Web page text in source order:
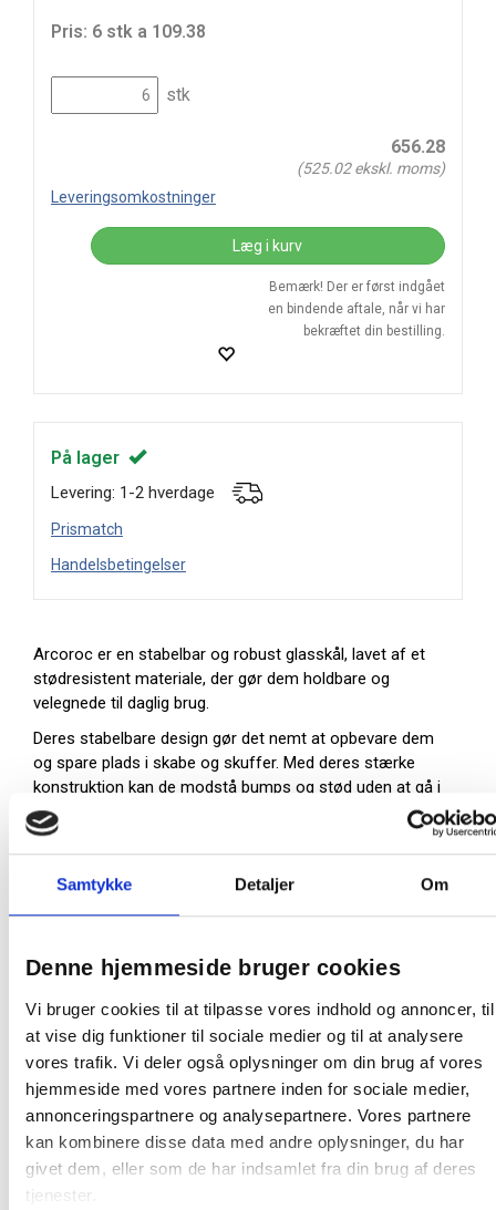
Samtykke Detaljer Om
Denne hjemmeside bruger cookies
Vi bruger cookies til at tilpasse vores indhold og annoncer, til
at vise dig funktioner til sociale medier og til at analysere
vores trafik. Vi deler også oplysninger om din brug af vores
hjemmeside med vores partnere inden for sociale medier,
annonceringspartnere og analysepartnere. Vores partnere
kan kombinere disse data med andre oplysninger, du har
givet dem, eller som de har indsamlet fra din brug af deres
tjenester.
Pris: 6 stk a 109.38
stk
656.28
(525.02ekskl. moms)
Leveringsomkostninger
Læg i kurv
Bemærk! Der er først indgået
en bindende aftale, når vi har
bekræftet din bestilling.
På lager
Levering: 1-2 hverdage
Prismatch
Handelsbetingelser
Arcoroc er en stabelbar og robust glasskål, lavet af et
stødresistent materiale, der gør dem holdbare og
velegnede til daglig brug.
Deres stabelbare design gør det nemt at opbevare dem
og spare plads i skabe og skuffer. Med deres stærke
konstruktion kan de modstå bumps og stød uden at gå i
stykker eller revne.
Diameter: 23 cm
Glasklar
1 stk: 6 stk
Farve:
Oprindelsesland: Frankrig
Fødevaregodkendelser